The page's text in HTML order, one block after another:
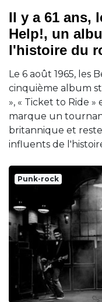
Il y a 61 ans,
Help!, un
l'histoire du
Le 6 août 1965, les
cinquième album
», « Ticket to Ride »
marque un
britannique et
influents de
Punk-rock